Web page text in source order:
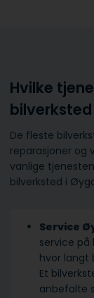
Hvilke
De fleste
reparasjoner og
vanlige
bilverksted i
Service
service på
hvor langt
Et
anbefalte